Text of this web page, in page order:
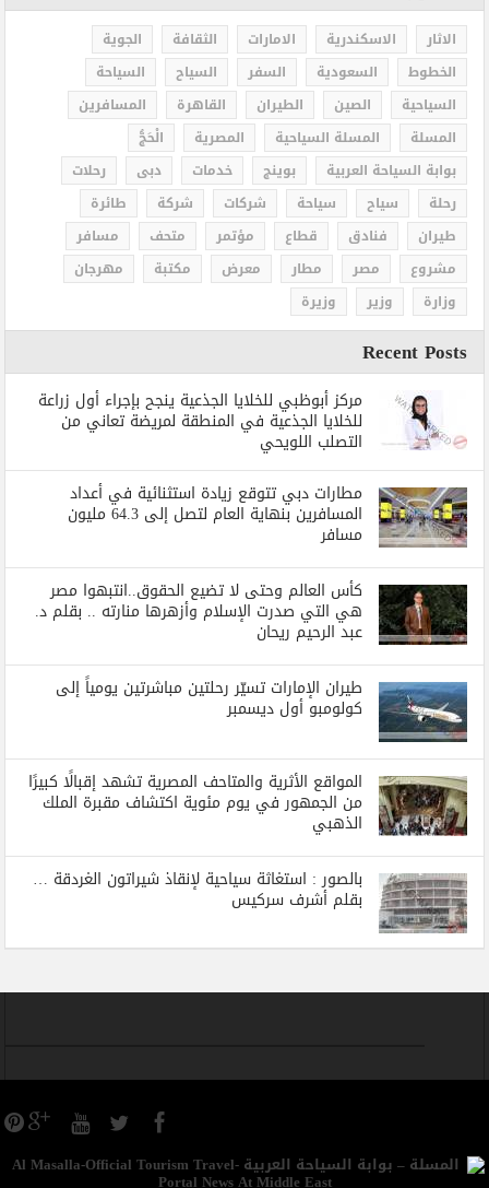
الاثار الاسكندرية الامارات الثقافة
الجوية
الخطوط
السعودية السفر السياح
السياحة
السياحية
الصين الطيران القاهرة
المسافرين
المسلة
المسلة السياحية المصرية
الْحَجُّ
بوابة السياحة العربية
بوينج خدمات دبى
رحلات
رحلة
سياح سياحة شركات شركة
طائرة
طيران
فنادق قطاع مؤتمر متحف
مسافر
مشروع
مصر مطار معرض مكتبة
مهرجان
وزارة
وزير وزيرة
Recent Posts
مركز أبوظبي للخلايا الجذعية ينجح بإجراء أول زراعة
للخلايا الجذعية في المنطقة لمريضة تعاني من
التصلب اللويحي
مطارات دبي تتوقع زيادة استثنائية في أعداد
المسافرين بنهاية العام لتصل إلى 64.3 مليون
مسافر
كأس العالم وحتى لا تضيع الحقوق..انتبهوا مصر
هي التي صدرت الإسلام وأزهرها منارته .. بقلم د.
عبد الرحيم ريحان
طيران الإمارات تسيّر رحلتين مباشرتين يومياً إلى
كولومبو أول ديسمبر
المواقع الأثرية والمتاحف المصرية تشهد إقبالًا كبيرًا
من الجمهور في يوم مئوية اكتشاف مقبرة الملك
الذهبي
بالصور : استغاثة سياحية لإنقاذ شيراتون الغردقة …
بقلم أشرف سركيس